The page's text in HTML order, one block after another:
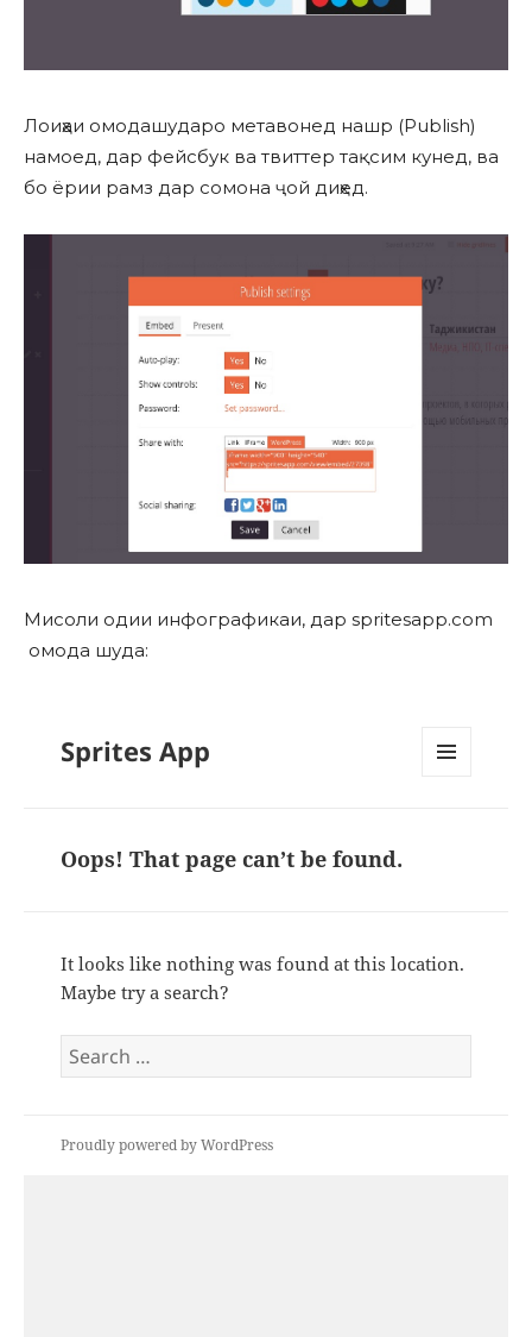
Лоиҳаи омодашударо метавонед нашр (Publish)
намоед, дар фейсбук ва твиттер тақсим кунед, ва
бо ёрии рамз дар сомона ҷой диҳед.
Мисоли одии инфографикаи, дар spritesapp.com
омода шуда: